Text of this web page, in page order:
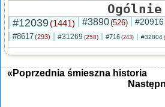
Ogólnie
#12039(1441) #3890(526) #20916
#8617(293) #31269 (258) #716 (243) #32804
«Poprzednia śmieszna historia